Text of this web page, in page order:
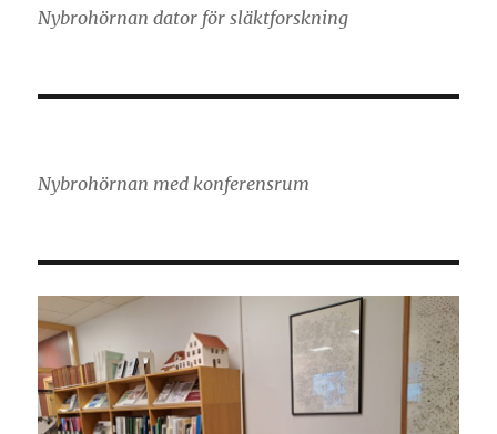
Nybrohörnan dator för släktforskning
Nybrohörnan med konferensrum